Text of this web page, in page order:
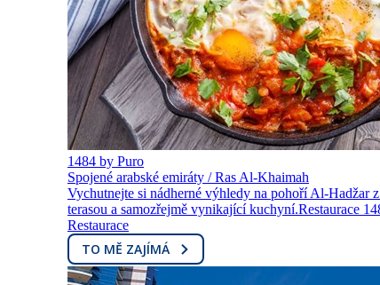
1484 by Puro
Spojené arabské emiráty / Ras Al-Khaimah
Vychutnejte si nádherné výhledy na pohoří Al-Hadžar
terasou a samozřejmě vynikající kuchyní.Restaurace
Restaurace
TO MĚ ZAJÍMÁ